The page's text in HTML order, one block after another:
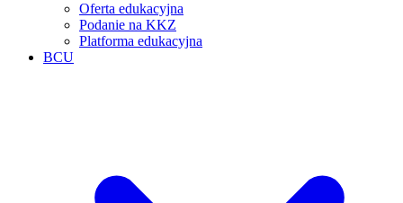
Oferta edukacyjna
Podanie na KKZ
Platforma edukacyjna
BCU